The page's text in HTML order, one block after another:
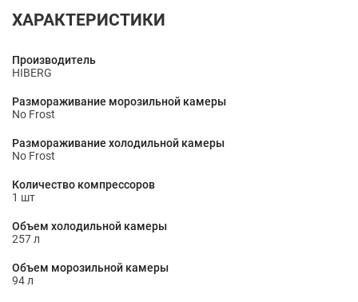
ХАРАКТЕРИСТИКИ
Производитель
HIBERG
Размораживание морозильной камеры
No Frost
Размораживание холодильной камеры
No Frost
Количество компрессоров
1 шт
Объем холодильной камеры
257 л
Объем морозильной камеры
94 л